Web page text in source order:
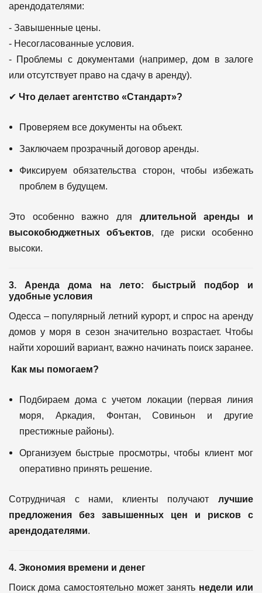
арендодателями:
- Завышенные цены.
- Несогласованные условия.
- Проблемы с документами (например, дом в залоге
или отсутствует право на сдачу в аренду).
✔ Что делает агентство «Стандарт»?
Проверяем все документы на объект.
Заключаем прозрачный договор аренды.
Фиксируем обязательства сторон, чтобы избежать
проблем в будущем.
Это особенно важно для длительной аренды и
высокобюджетных объектов, где риски особенно
высоки.
3. Аренда дома на лето: быстрый подбор и
удобные условия
Одесса – популярный летний курорт, и спрос на аренду
домов у моря в сезон значительно возрастает. Чтобы
найти хороший вариант, важно начинать поиск заранее.
Как мы помогаем?
Подбираем дома с учетом локации (первая линия
моря, Аркадия, Фонтан, Совиньон и другие
престижные районы).
Организуем быстрые просмотры, чтобы клиент мог
оперативно принять решение.
Сотрудничая с нами, клиенты получают лучшие
предложения без завышенных цен и рисков с
арендодателями.
4. Экономия времени и денег
Поиск дома самостоятельно может занять недели или